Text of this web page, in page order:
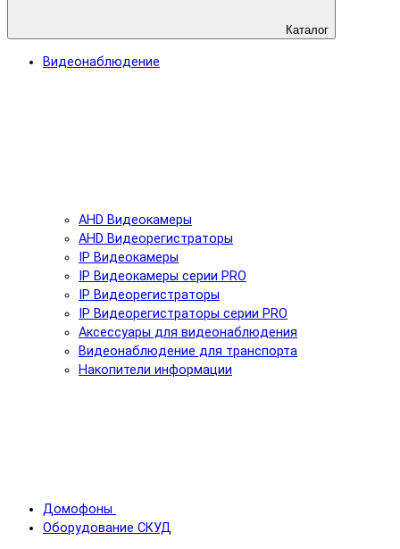
Каталог
Видеонаблюдение
AHD Видеокамеры
AHD Видеорегистраторы
IP Видеокамеры
IP Видеокамеры серии PRO
IP Видеорегистраторы
IP Видеорегистраторы серии PRO
Аксессуары для видеонаблюдения
Видеонаблюдение для транспорта
Накопители информации
Домофоны
Оборудование СКУД